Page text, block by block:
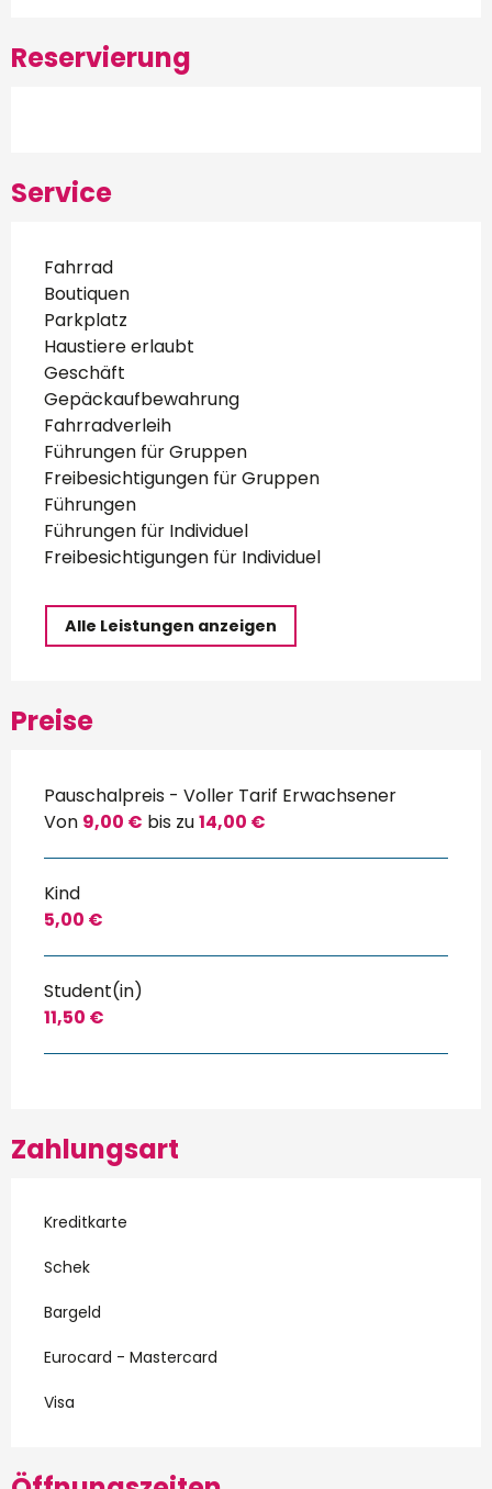
Reservierung
Service
Fahrrad
Boutiquen
Parkplatz
Haustiere erlaubt
Geschäft
Gepäckaufbewahrung
Fahrradverleih
Führungen für Gruppen
Freibesichtigungen für Gruppen
Führungen
Führungen für Individuel
Freibesichtigungen für Individuel
Alle Leistungen anzeigen
Preise
Pauschalpreis - Voller Tarif Erwachsener
Von 9,00 € bis zu14,00 €
Kind
5,00 €
Student(in)
11,50 €
Zahlungsart
Kreditkarte
Schek
Bargeld
Eurocard - Mastercard
Visa